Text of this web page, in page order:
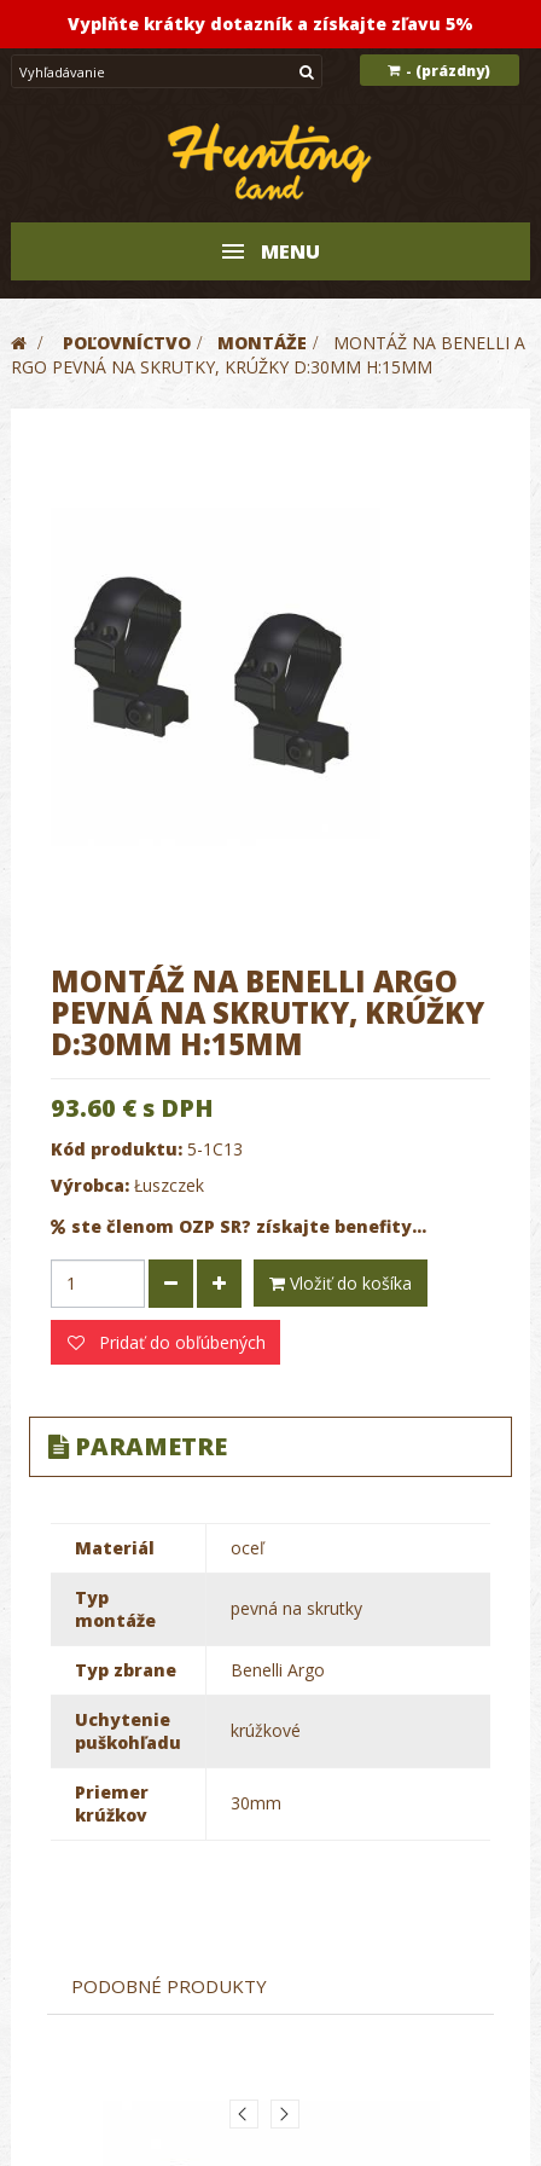
Vyplňte krátky dotazník a získajte zľavu 5%
- (prázdny)
MENU
> POĽOVNÍCTVO > MONTÁŽE >
MONTÁŽ NA BENELLI A
RGO PEVNÁ NA SKRUTKY, KRÚŽKY D:30MM H:15MM
MONTÁŽ NA BENELLI ARGO
PEVNÁ NA SKRUTKY, KRÚŽKY
D:30MM H:15MM
93.60 € s DPH
Kód produktu: 5-1C13
Výrobca: Łuszczek
ste členom OZP SR? získajte benefity...
Vložiť do košíka
Pridať do obľúbených
PARAMETRE
Materiál oceľ
Typ
montáže
pevná na skrutky
Typ zbrane Benelli Argo
Uchytenie
puškohľadu
krúžkové
Priemer
krúžkov
30mm
PODOBNÉ PRODUKTY